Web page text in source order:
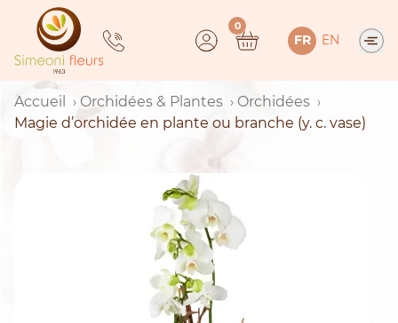
content
0
FR EN
Accueil Orchidées & Plantes
Orchidées
Magie d’orchidée en plante ou branche (y. c. vase)